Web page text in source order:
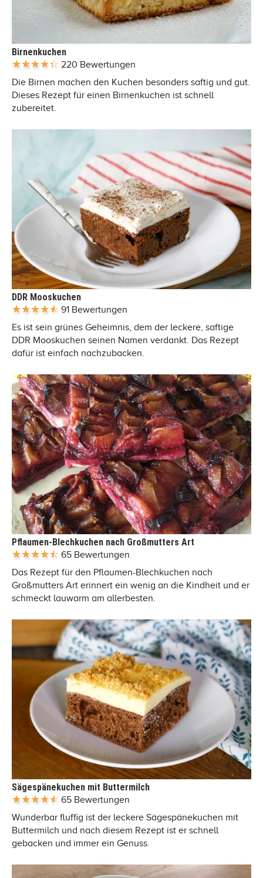
Birnenkuchen
220 Bewertungen
Die Birnen machen den Kuchen besonders saftig und gut.
Dieses Rezept für einen Birnenkuchen ist schnell
zubereitet.
DDR Mooskuchen
91 Bewertungen
Es ist sein grünes Geheimnis, dem der leckere, saftige
DDR Mooskuchen seinen Namen verdankt. Das Rezept
dafür ist einfach nachzubacken.
Pflaumen-Blechkuchen nach Großmutters Art
65 Bewertungen
Das Rezept für den Pflaumen-Blechkuchen nach
Großmutters Art erinnert ein wenig an die Kindheit und er
schmeckt lauwarm am allerbesten.
Sägespänekuchen mit Buttermilch
65 Bewertungen
Wunderbar fluffig ist der leckere Sägespänekuchen mit
Buttermilch und nach diesem Rezept ist er schnell
gebacken und immer ein Genuss.